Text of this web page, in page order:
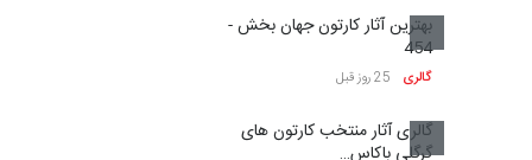
بهترین آثار کارتون جهان بخش -
454
گالری 25 روز قبل
گالری آثار منتخب کارتون های
گرگلی باکاس…